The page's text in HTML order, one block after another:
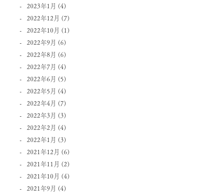
2023年1月 (4)
2022年12月 (7)
2022年10月 (1)
2022年9月 (6)
2022年8月 (6)
2022年7月 (4)
2022年6月 (5)
2022年5月 (4)
2022年4月 (7)
2022年3月 (3)
2022年2月 (4)
2022年1月 (3)
2021年12月 (6)
2021年11月 (2)
2021年10月 (4)
2021年9月 (4)